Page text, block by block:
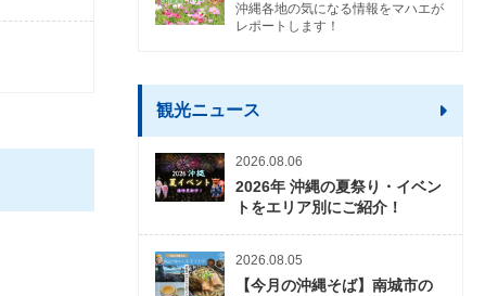
沖縄各地の気になる情報をマハエが
レポートします！
観光ニュース
2026.08.06
2026年 沖縄の夏祭り・イベン
トをエリア別にご紹介！
2026.08.05
【今月の沖縄そば】南城市の